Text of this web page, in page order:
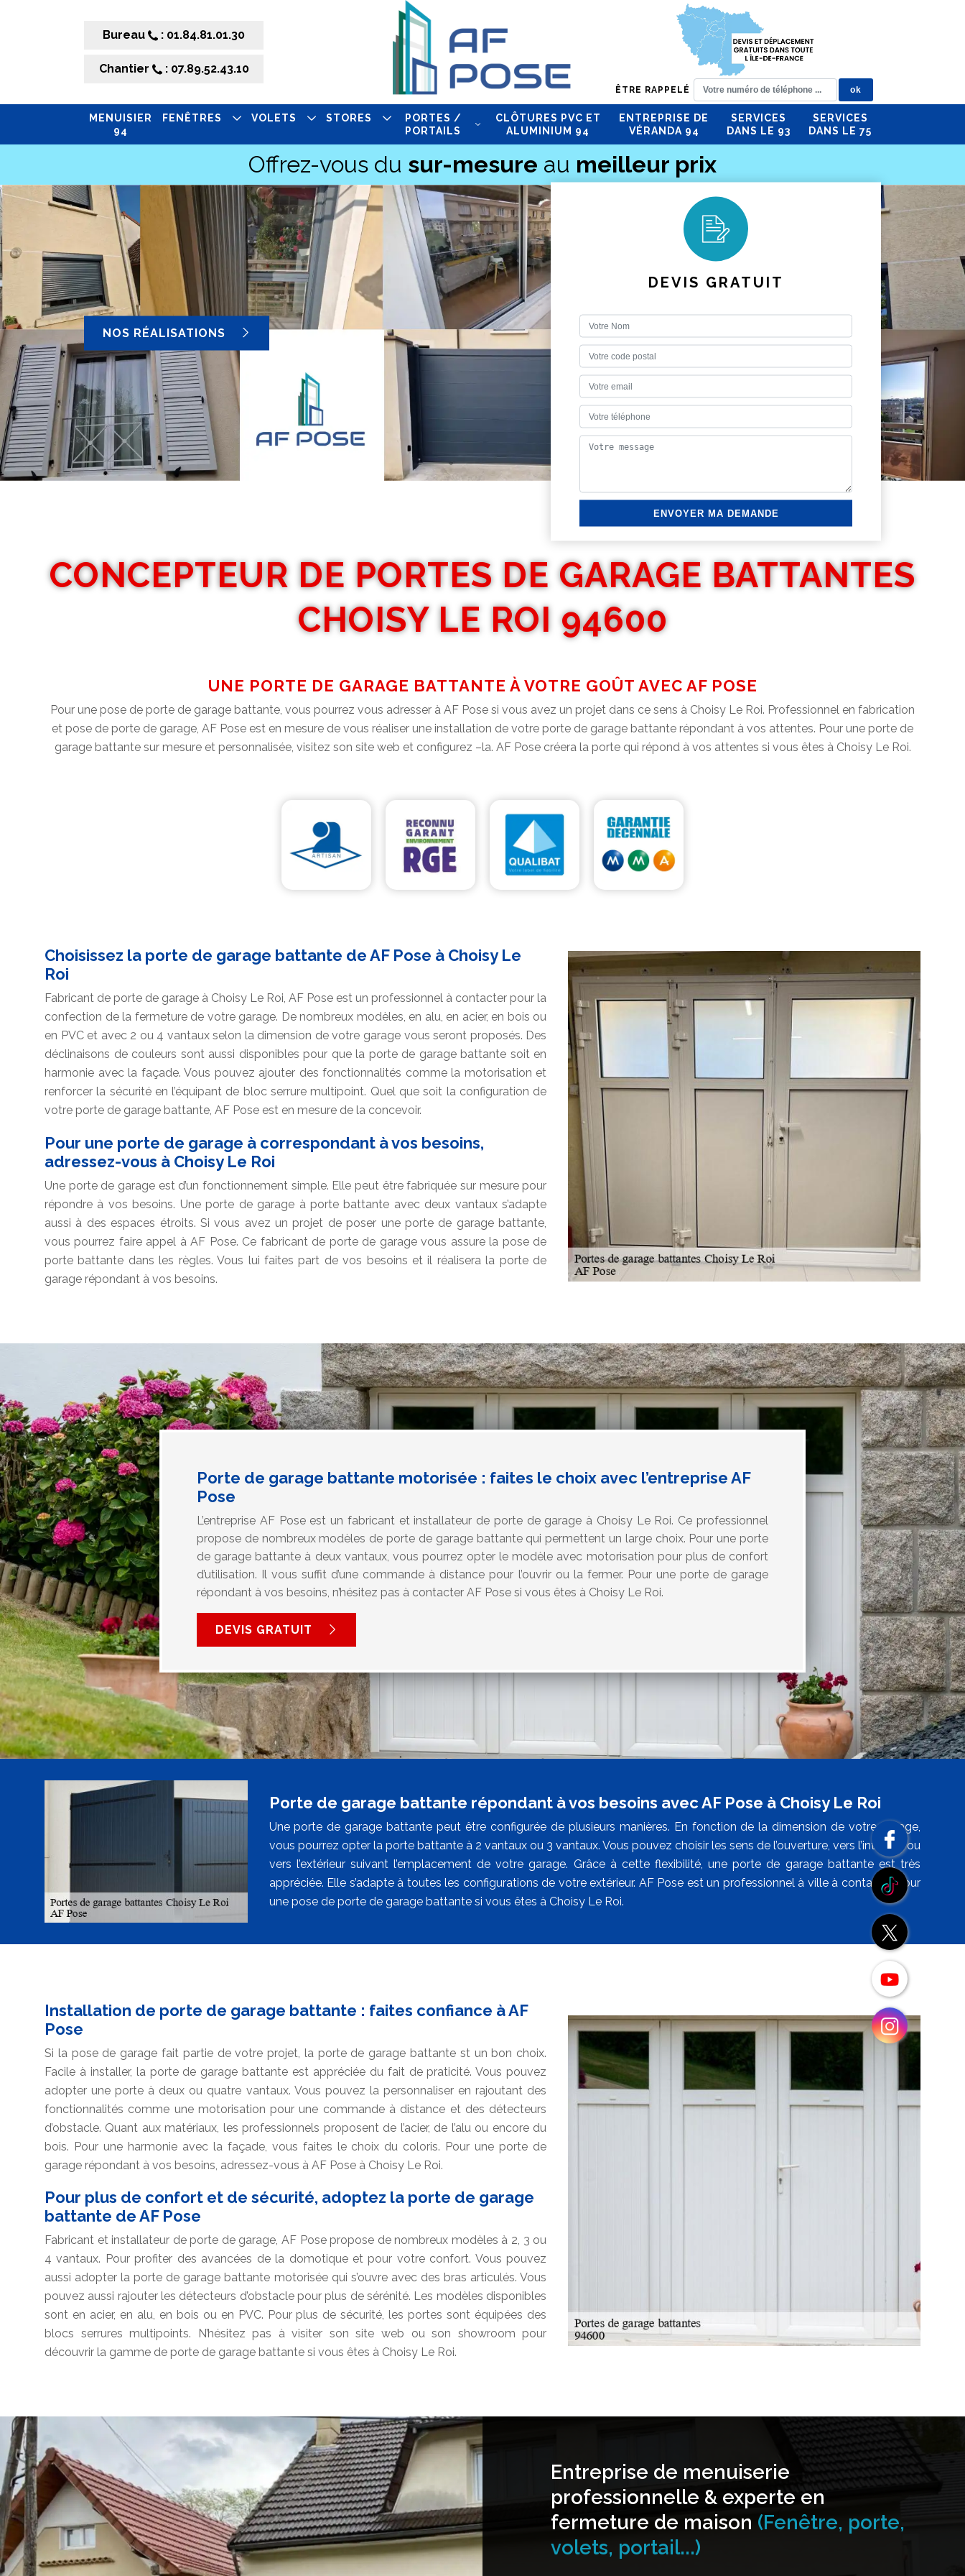
Bureau : 01.84.81.01.30
Chantier : 07.89.52.43.10
ÊTRE RAPPELÉ
MENUISIER
94
FENÊTRES VOLETS STORES
PORTES /
PORTAILS
CLÔTURES PVC ET
ALUMINIUM 94
ENTREPRISE DE
VÉRANDA 94
SERVICES
DANS LE 93
SERVICES
DANS LE 75
Offrez-vous du sur-mesure au meilleur prix
NOS RÉALISATIONS
DEVIS GRATUIT
CONCEPTEUR DE PORTES DE GARAGE BATTANTES
CHOISY LE ROI 94600
UNE PORTE DE GARAGE BATTANTE À VOTRE GOÛT AVEC AF POSE
Pour une pose de porte de garage battante, vous pourrez vous adresser à AF Pose si vous avez un projet dans ce sens à Choisy Le Roi. Professionnel en fabrication
et pose de porte de garage, AF Pose est en mesure de vous réaliser une installation de votre porte de garage battante répondant à vos attentes. Pour une porte de
garage battante sur mesure et personnalisée, visitez son site web et configurez –la. AF Pose créera la porte qui répond à vos attentes si vous êtes à Choisy Le Roi.
Choisissez la porte de garage battante de AF Pose à Choisy Le
Roi
Fabricant de porte de garage à Choisy Le Roi, AF Pose est un professionnel à contacter pour la
confection de la fermeture de votre garage. De nombreux modèles, en alu, en acier, en bois ou
en PVC et avec 2 ou 4 vantaux selon la dimension de votre garage vous seront proposés. Des
déclinaisons de couleurs sont aussi disponibles pour que la porte de garage battante soit en
harmonie avec la façade. Vous pouvez ajouter des fonctionnalités comme la motorisation et
renforcer la sécurité en l’équipant de bloc serrure multipoint. Quel que soit la configuration de
votre porte de garage battante, AF Pose est en mesure de la concevoir.
Pour une porte de garage à correspondant à vos besoins,
adressez-vous à Choisy Le Roi
Une porte de garage est d’un fonctionnement simple. Elle peut être fabriquée sur mesure pour
répondre à vos besoins. Une porte de garage à porte battante avec deux vantaux s’adapte
aussi à des espaces étroits. Si vous avez un projet de poser une porte de garage battante,
vous pourrez faire appel à AF Pose. Ce fabricant de porte de garage vous assure la pose de
porte battante dans les règles. Vous lui faites part de vos besoins et il réalisera la porte de
garage répondant à vos besoins.
Porte de garage battante motorisée : faites le choix avec l’entreprise AF
Pose
L’entreprise AF Pose est un fabricant et installateur de porte de garage à Choisy Le Roi. Ce professionnel
propose de nombreux modèles de porte de garage battante qui permettent un large choix. Pour une porte
de garage battante à deux vantaux, vous pourrez opter le modèle avec motorisation pour plus de confort
d’utilisation. Il vous suffit d’une commande à distance pour l’ouvrir ou la fermer. Pour une porte de garage
répondant à vos besoins, n’hésitez pas à contacter AF Pose si vous êtes à Choisy Le Roi.
DEVIS GRATUIT
Porte de garage battante répondant à vos besoins avec AF Pose à Choisy Le Roi
Une porte de garage battante peut être configurée de plusieurs manières. En fonction de la dimension de votre garage,
vous pourrez opter la porte battante à 2 vantaux ou 3 vantaux. Vous pouvez choisir les sens de l’ouverture, vers l’intérieur ou
vers l’extérieur suivant l’emplacement de votre garage. Grâce à cette flexibilité, une porte de garage battante est très
appréciée. Elle s’adapte à toutes les configurations de votre extérieur. AF Pose est un professionnel à ville à contacter pour
une pose de porte de garage battante si vous êtes à Choisy Le Roi.
Installation de porte de garage battante : faites confiance à AF
Pose
Si la pose de garage fait partie de votre projet, la porte de garage battante st un bon choix.
Facile à installer, la porte de garage battante est appréciée du fait de praticité. Vous pouvez
adopter une porte à deux ou quatre vantaux. Vous pouvez la personnaliser en rajoutant des
fonctionnalités comme une motorisation pour une commande à distance et des détecteurs
d’obstacle. Quant aux matériaux, les professionnels proposent de l’acier, de l’alu ou encore du
bois. Pour une harmonie avec la façade, vous faites le choix du coloris. Pour une porte de
garage répondant à vos besoins, adressez-vous à AF Pose à Choisy Le Roi.
Pour plus de confort et de sécurité, adoptez la porte de garage
battante de AF Pose
Fabricant et installateur de porte de garage, AF Pose propose de nombreux modèles à 2, 3 ou
4 vantaux. Pour profiter des avancées de la domotique et pour votre confort. Vous pouvez
aussi adopter la porte de garage battante motorisée qui s’ouvre avec des bras articulés. Vous
pouvez aussi rajouter les détecteurs d’obstacle pour plus de sérénité. Les modèles disponibles
sont en acier, en alu, en bois ou en PVC. Pour plus de sécurité, les portes sont équipées des
blocs serrures multipoints. N’hésitez pas à visiter son site web ou son showroom pour
découvrir la gamme de porte de garage battante si vous êtes à Choisy Le Roi.
Entreprise de menuiserie
professionnelle & experte en
fermeture de maison (Fenêtre, porte,
volets, portail...)